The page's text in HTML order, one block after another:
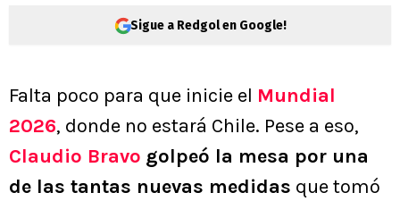
Sigue a Redgol en Google!
Falta poco para que inicie el Mundial
2026, donde no estará Chile. Pese a eso,
Claudio Bravo golpeó la mesa por una
de las tantas nuevas medidas que tomó